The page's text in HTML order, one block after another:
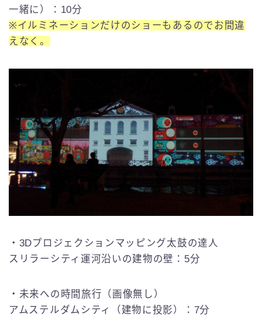
一緒に）：10分
※イルミネーションだけのショーもあるのでお間違
えなく。
・3Dプロジェクションマッピング太鼓の達人
スリラーシティ運河沿いの建物の壁：5分
・未来への時間旅行（画像無し）
アムステルダムシティ（建物に投影）：7分